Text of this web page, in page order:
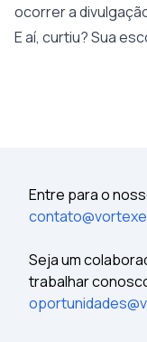
ocorrer a
E aí, curtiu? Sua
Entre para o
Seja um
trabalhar